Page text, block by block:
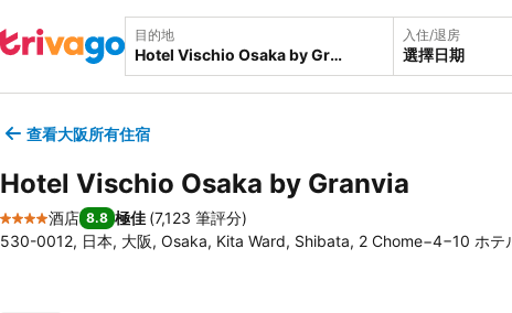
目的地 入住/退房
選擇日期
查看大阪所有住宿
Hotel Vischio Osaka by Granvia
4 星級
酒店 8.8 極佳 (7,123 筆評分)
530-0012, 日本, 大阪, Osaka, Kita Ward, Shibata, 2 Chome−4−10 ホテ